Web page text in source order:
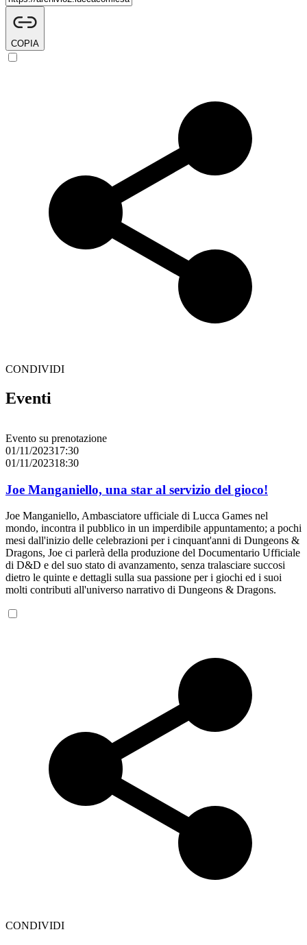
COPIA
CONDIVIDI
Eventi
Evento su prenotazione
01/11/202317:30
01/11/202318:30
Joe Manganiello, una star al servizio del gioco!
Joe Manganiello, Ambasciatore ufficiale di Lucca Games nel
mondo, incontra il pubblico in un imperdibile appuntamento; a pochi
mesi dall'inizio delle celebrazioni per i cinquant'anni di Dungeons &
Dragons, Joe ci parlerà della produzione del Documentario Ufficiale
di D&D e del suo stato di avanzamento, senza tralasciare succosi
dietro le quinte e dettagli sulla sua passione per i giochi ed i suoi
molti contributi all'universo narrativo di Dungeons & Dragons.
CONDIVIDI